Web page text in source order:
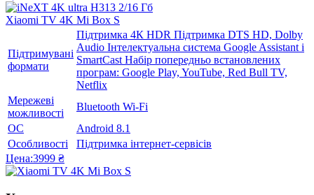
Xiaomi TV 4K Mi Box S
Підтримувані
формати
Підтримка 4К HDR Підтримка DTS HD, Dolby
Audio Інтелектуальна система Google Assistant і
SmartCast Набір попередньо встановлених
програм: Google Play, YouTube, Red Bull TV,
Netflix
Мережеві
можливості
Bluetooth Wi-Fi
ОС
Android 8.1
Особливості
Підтримка інтернет-сервісів
Цена:3999 ₴